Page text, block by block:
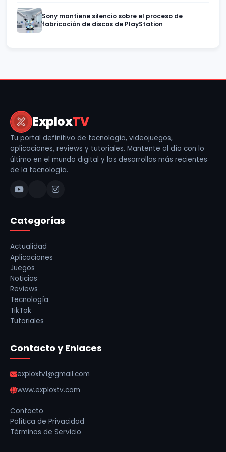
Sony mantiene silencio sobre el proceso de
fabricación de discos de PlayStation
ExploxTV
Tu portal definitivo de tecnología, videojuegos,
aplicaciones, reviews y tutoriales. Mantente al día con lo
último en el mundo digital y los desarrollos más recientes
de la tecnología.
Categorías
Actualidad
Aplicaciones
Juegos
Noticias
Reviews
Tecnología
TikTok
Tutoriales
Contacto y Enlaces
exploxtv1@gmail.com
www.exploxtv.com
Contacto
Política de Privacidad
Términos de Servicio